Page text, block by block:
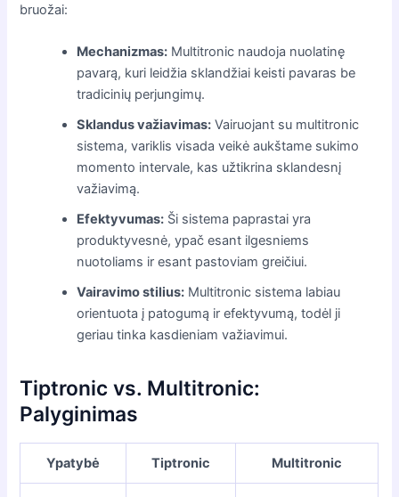
bruožai:
Mechanizmas: Multitronic naudoja nuolatinę
pavarą, kuri leidžia sklandžiai keisti pavaras be
tradicinių perjungimų.
Sklandus važiavimas: Vairuojant su multitronic
sistema, variklis visada veikė aukštame sukimo
momento intervale, kas užtikrina sklandesnį
važiavimą.
Efektyvumas: Ši sistema paprastai yra
produktyvesnė, ypač esant ilgesniems
nuotoliams ir esant pastoviam greičiui.
Vairavimo stilius: Multitronic sistema labiau
orientuota į patogumą ir efektyvumą, todėl ji
geriau tinka kasdieniam važiavimui.
Tiptronic vs. Multitronic:
Palyginimas
Ypatybė Tiptronic Multitronic